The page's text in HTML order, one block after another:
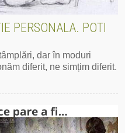
PERSONALA. POTI
dar în moduri
diferit, ne simțim diferit.